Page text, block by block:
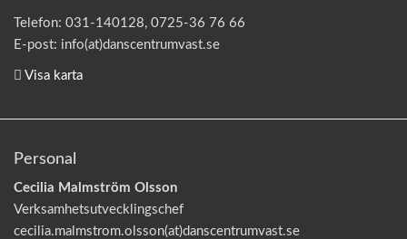
Telefon: 031-140128, 0725-36 76 66
E-post: info(at)danscentrumvast.se
Visa karta
Personal
Cecilia Malmström Olsson
Verksamhetsutvecklingschef
cecilia.malmstrom.olsson(at)danscentrumvast.se